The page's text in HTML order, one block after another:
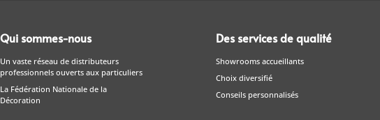
Qui sommes-nous
Un vaste réseau de distributeurs
professionnels ouverts aux particuliers
La Fédération Nationale de la
Décoration
Des services de qualité
Showrooms accueillants
Choix diversifié
Conseils personnalisés